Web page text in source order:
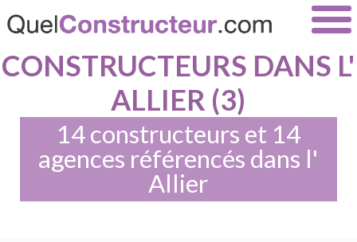
CONSTRUCTEURS DANS L'
ALLIER (3)
14 constructeurs et 14
agences référencés dans l'
Allier